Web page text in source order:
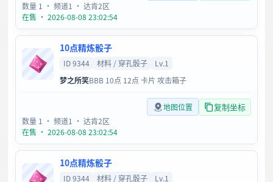
数量 1 · 频道1 · 达肯2区
在售 · 2026-08-08 23:02:54
10点精炼骰子
ID 9344 材料 / 穿孔骰子
Lv.1
梦之所笑BBB 10点 12点 卡片 攻击箱子
地图位置 复制坐标
数量 1 · 频道1 · 达肯2区
在售 · 2026-08-08 23:02:54
10点精炼骰子
ID 9344 材料 / 穿孔骰子
Lv.1